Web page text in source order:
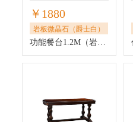
￥1880
岩板微晶石（爵士白）